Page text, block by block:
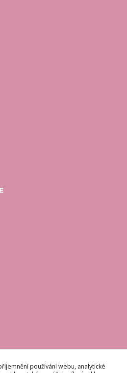
používání webu, analytické